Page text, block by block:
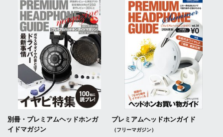
別冊・プレミアムヘッドホンガ
イドマガジン
プレミアムヘッドホンガイド
（フリーマガジン）